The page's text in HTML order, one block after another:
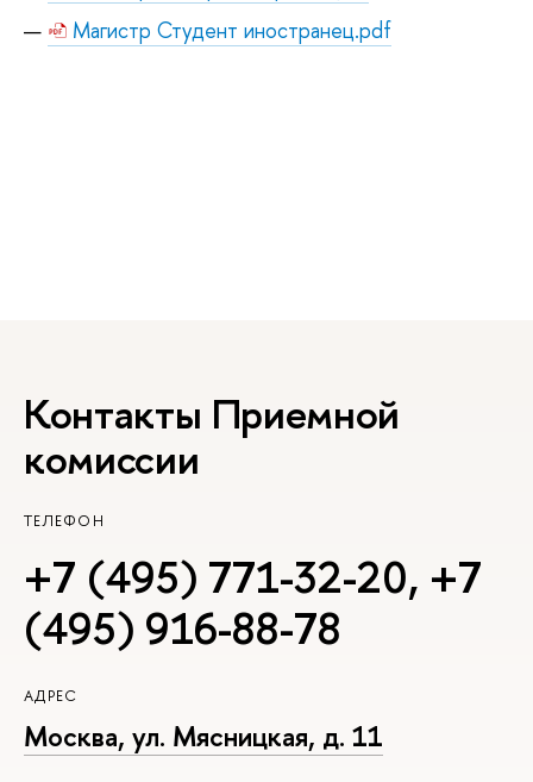
Магистр Студент иностранец.pdf
Контакты Приемной
комиссии
ТЕЛЕФОН
+7 (495) 771-32-20, +7
(495) 916-88-78
АДРЕС
Москва, ул. Мясницкая, д. 11